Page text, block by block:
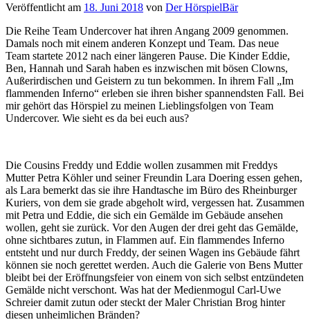
Veröffentlicht am 18. Juni 2018 von Der HörspielBär
Die Reihe Team Undercover hat ihren Angang 2009 genommen.
Damals noch mit einem anderen Konzept und Team. Das neue
Team startete 2012 nach einer längeren Pause. Die Kinder Eddie,
Ben, Hannah und Sarah haben es inzwischen mit bösen Clowns,
Außerirdischen und Geistern zu tun bekommen. In ihrem Fall „Im
flammenden Inferno“ erleben sie ihren bisher spannendsten Fall. Bei
mir gehört das Hörspiel zu meinen Lieblingsfolgen von Team
Undercover. Wie sieht es da bei euch aus?
Die Cousins Freddy und Eddie wollen zusammen mit Freddys
Mutter Petra Köhler und seiner Freundin Lara Doering essen gehen,
als Lara bemerkt das sie ihre Handtasche im Büro des Rheinburger
Kuriers, von dem sie grade abgeholt wird, vergessen hat. Zusammen
mit Petra und Eddie, die sich ein Gemälde im Gebäude ansehen
wollen, geht sie zurück. Vor den Augen der drei geht das Gemälde,
ohne sichtbares zutun, in Flammen auf. Ein flammendes Inferno
entsteht und nur durch Freddy, der seinen Wagen ins Gebäude fährt
können sie noch gerettet werden. Auch die Galerie von Bens Mutter
bleibt bei der Eröffnungsfeier von einem von sich selbst entzündeten
Gemälde nicht verschont. Was hat der Medienmogul Carl-Uwe
Schreier damit zutun oder steckt der Maler Christian Brog hinter
diesen unheimlichen Bränden?